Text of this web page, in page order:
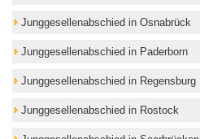
Junggesellenabschied in Osnabrück
Junggesellenabschied in Paderborn
Junggesellenabschied in Regensburg
Junggesellenabschied in Rostock